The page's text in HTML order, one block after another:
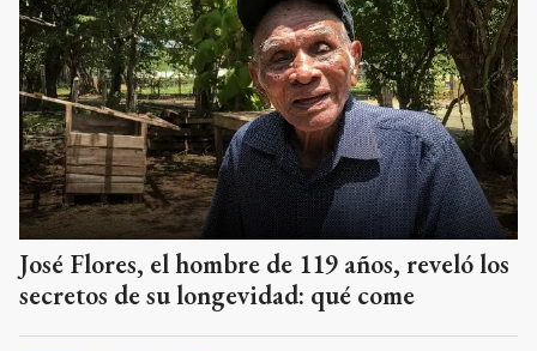
José Flores, el hombre de 119 años, reveló los
secretos de su longevidad: qué come